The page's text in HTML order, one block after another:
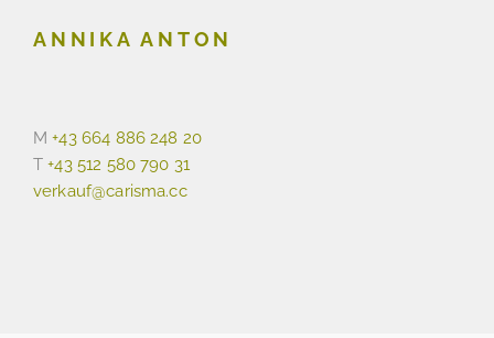
ANNIKA ANTON
M+43 664 886 248 20
T+43 512 580 790 31
verkauf@carisma.cc